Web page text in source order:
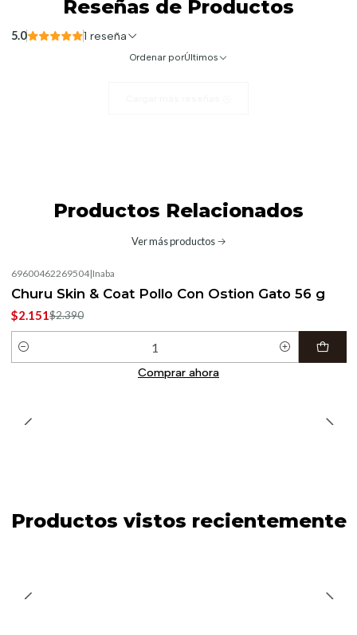
Reseñas de Productos
5.0 1 reseña
Ordenar porÚltimos
Productos Relacionados
Ver más productos
69600462269504|Inaba
Churu Skin & Coat Pollo Con Ostion Gato 56 g
$2.151$2.390
Cantidad
Comprar ahora
Productos vistos recientemente